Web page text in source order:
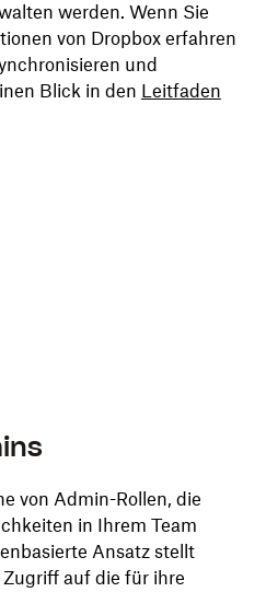
werden. Wenn Sie
von Dropbox erfahren
und
Blick in den Leitfaden
von Admin-Rollen, die
in Ihrem Team
Ansatz stellt
auf die für ihre